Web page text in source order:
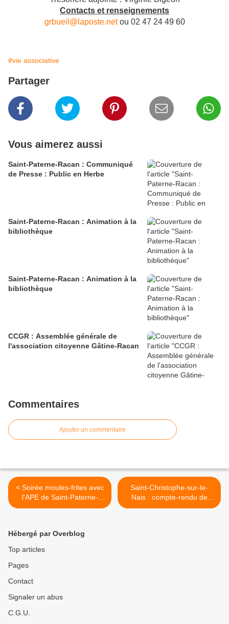
Contacts et renseignements
grbueil@laposte.netou 02 47 24 49 60
#vie associative
Partager
Vous aimerez aussi
Saint-Paterne-Racan : Communiqué
de Presse : Public en Herbe
Saint-Paterne-Racan : Animation à la
bibliothèque
Saint-Paterne-Racan : Animation à la
bibliothèque
CCGR : Assemblée générale de
l'association citoyenne Gâtine-Racan
Commentaires
Ajouter un commentaire
< Soirée moules-frites avec
l'APE de Saint-Paterne-
Racan
Saint-Christophe-sur-le-
Nais : compte-rendu de
conseil municipal >
Hébergé par Overblog
Top articles
Pages
Contact
Signaler un abus
C.G.U.